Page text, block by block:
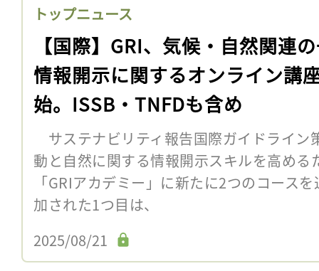
トップニュース
【国際】GRI、気候・自然関連
情報開示に関するオンライン講
始。ISSB・TNFDも含め
サステナビリティ報告国際ガイドライン
動と自然に関する情報開示スキルを高める
「GRIアカデミー」に新たに2つのコー
加された1つ目は、
2025/08/21